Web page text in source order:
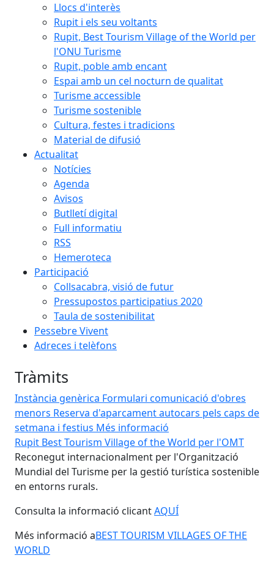
Llocs d'interès
Rupit i els seu voltants
Rupit, Best Tourism Village of the World per
l'ONU Turisme
Rupit, poble amb encant
Espai amb un cel nocturn de qualitat
Turisme accessible
Turisme sostenible
Cultura, festes i tradicions
Material de difusió
Actualitat
Notícies
Agenda
Avisos
Butlletí digital
Full informatiu
RSS
Hemeroteca
Participació
Collsacabra, visió de futur
Pressupostos participatius 2020
Taula de sostenibilitat
Pessebre Vivent
Adreces i telèfons
Tràmits
Instància genèrica Formulari comunicació d'obres
menors Reserva d'aparcament autocars pels caps de
setmana i festius Més informació
Rupit Best Tourism Village of the World per l'OMT
Reconegut internacionalment per l'Organització
Mundial del Turisme per la gestió turística sostenible
en entorns rurals.
Consulta la informació clicantAQUÍ
Més informació aBEST TOURISM VILLAGES OF THE
WORLD